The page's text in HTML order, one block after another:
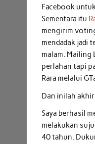
Facebook
Sementara itu
mengirim
mendadak jadi
malam. Mailing
perlahan tapi
Rara melalui
Dan inilah
Saya berhasil
melakukan
40 tahun.